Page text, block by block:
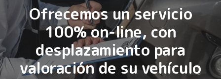
Ofrecemos un servicio
100% on-line, con
desplazamiento para
valoración de su vehículo